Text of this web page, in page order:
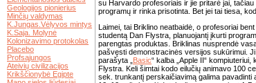
Geologijos pionierius
Minčių valdymas
K.Jungas.Vėlyvos mintys
K.Saja. Molynė
Kolonizavimo protokolas
Placebo
Profsąjungos
Ateivių civilizacijos
Krikščionybė Egipte
su Harvardo profesoriais ir jie pritarė jai,
programų ir rinka prisotinta. Bet jei tai tiesa,
Laimei, tai Briklino neatbaidė, o profesoriai
studentą Dan Flystra, planuojantį įkurti
parengtas produktas. Briklinas nusprendė
pašvęsti demonstracinės versijos sukūrimui.
parašyta „ Basic“ kalba „Apple II“ kompiuteriui,
Flystra. Keli šimtai kodo eilučių animavo 100
sek. trunkantį perskaičiavimą galima pavadinti